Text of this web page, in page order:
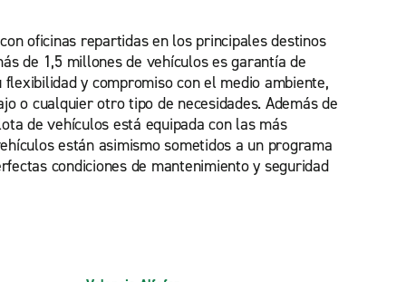
oficinas repartidas en los principales destinos
de 1,5 millones de vehículos es garantía de
y compromiso con el medio ambiente,
o cualquier otro tipo de necesidades. Además de
de vehículos está equipada con las más
están asimismo sometidos a un programa
condiciones de mantenimiento y seguridad